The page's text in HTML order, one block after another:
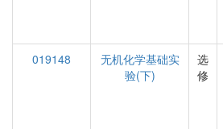
019148
无机化学基础实
验(下)
选
修